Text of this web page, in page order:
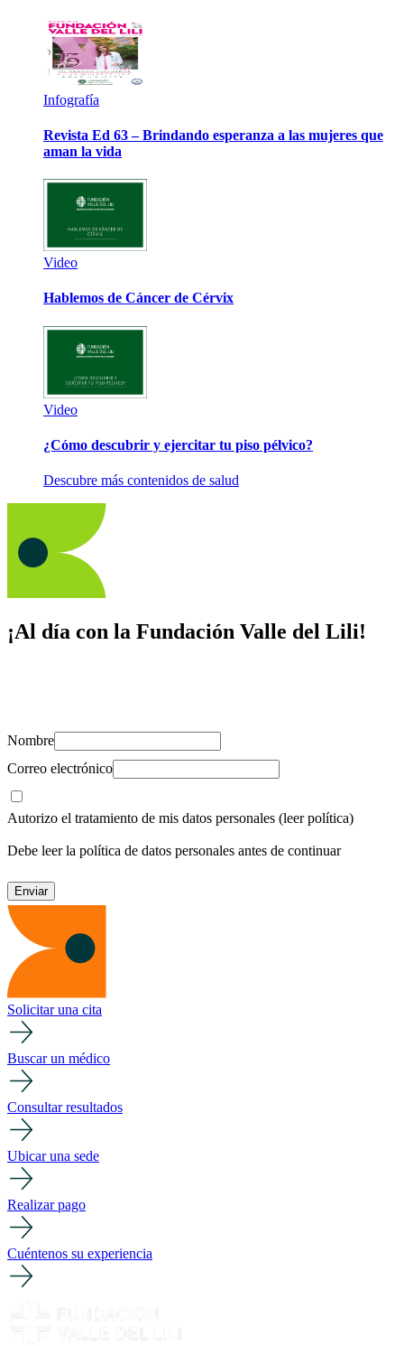
Infografía
Revista Ed 63 – Brindando esperanza a las mujeres que
aman la vida
Video
Hablemos de Cáncer de Cérvix
Video
¿Cómo descubrir y ejercitar tu piso pélvico?
Descubre más contenidos de salud
¡Al día con la Fundación Valle del Lili!
Nombre
Correo electrónico
Autorizo el tratamiento de mis datos personales (leer política)
Debe leer la política de datos personales antes de continuar
Solicitar una cita
Buscar un médico
Consultar resultados
Ubicar una sede
Realizar pago
Cuéntenos su experiencia